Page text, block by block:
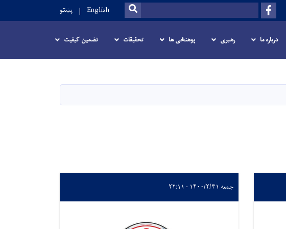
Facebook
Search
SEARCH
English پښتو
درباره ما رهبری پوهنځی ها تحقیقات تضمین کیفیت
جمعه ۱۴۰۰/۲/۳۱ - ۲۲:۱۱